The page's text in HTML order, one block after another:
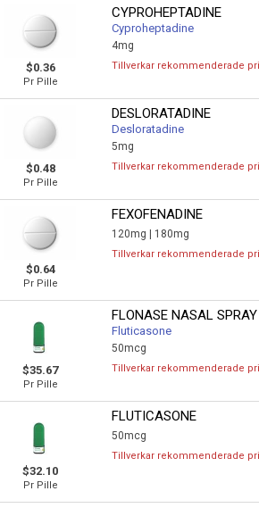
$0.36
Pr Pille
CYPROHEPTADINE
Cyproheptadine
4mg
Tillverkar rekommenderade
$0.48
Pr Pille
DESLORATADINE
Desloratadine
5mg
Tillverkar rekommenderade
$0.64
Pr Pille
FEXOFENADINE
120mg | 180mg
Tillverkar rekommenderade
$35.67
Pr Pille
FLONASE NASAL SPRAY
Fluticasone
50mcg
Tillverkar rekommenderade
$32.10
Pr Pille
FLUTICASONE
50mcg
Tillverkar rekommenderade